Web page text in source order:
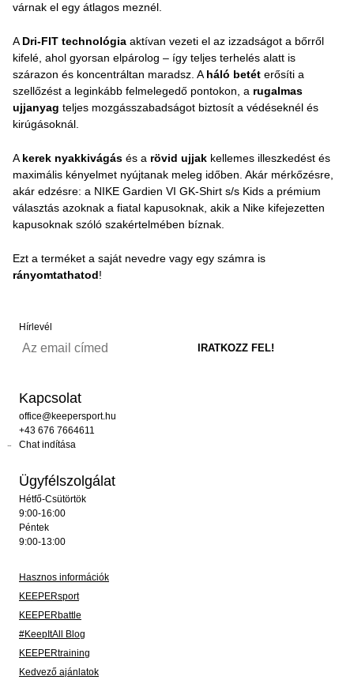
várnak el egy átlagos meznél.
A Dri-FIT technológia aktívan vezeti el az izzadságot a bőrről
kifelé, ahol gyorsan elpárolog – így teljes terhelés alatt is
szárazon és koncentráltan maradsz. A háló betét erősíti a
szellőzést a leginkább felmelegedő pontokon, a rugalmas
ujjanyag teljes mozgásszabadságot biztosít a védéseknél és
kirúgásoknál.
A kerek nyakkivágás és a rövid ujjak kellemes illeszkedést és
maximális kényelmet nyújtanak meleg időben. Akár mérkőzésre,
akár edzésre: a NIKE Gardien VI GK-Shirt s/s Kids a prémium
választás azoknak a fiatal kapusoknak, akik a Nike kifejezetten
kapusoknak szóló szakértelmében bíznak.
Ezt a terméket a saját nevedre vagy egy számra is
rányomtathatod!
Hírlevél
Kapcsolat
office@keepersport.hu
+43 676 7664611
Chat indítása
Ügyfélszolgálat
Hétfő-Csütörtök
9:00-16:00
Péntek
9:00-13:00
Hasznos információk
KEEPERsport
KEEPERbattle
#KeepItAll Blog
KEEPERtraining
Kedvező ajánlatok